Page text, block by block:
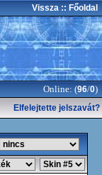
Vissza :: Főoldal
Online: (96/0)
Elfelejtette jelszavát?